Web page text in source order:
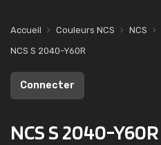
Accueil Couleurs NCS NCS
NCS S 2040-Y60R
Connecter
NCS S 2040-Y60R